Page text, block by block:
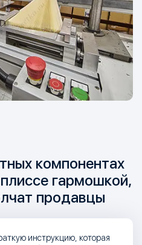
компонентах
гармошкой,
продавцы
инструкцию, которая